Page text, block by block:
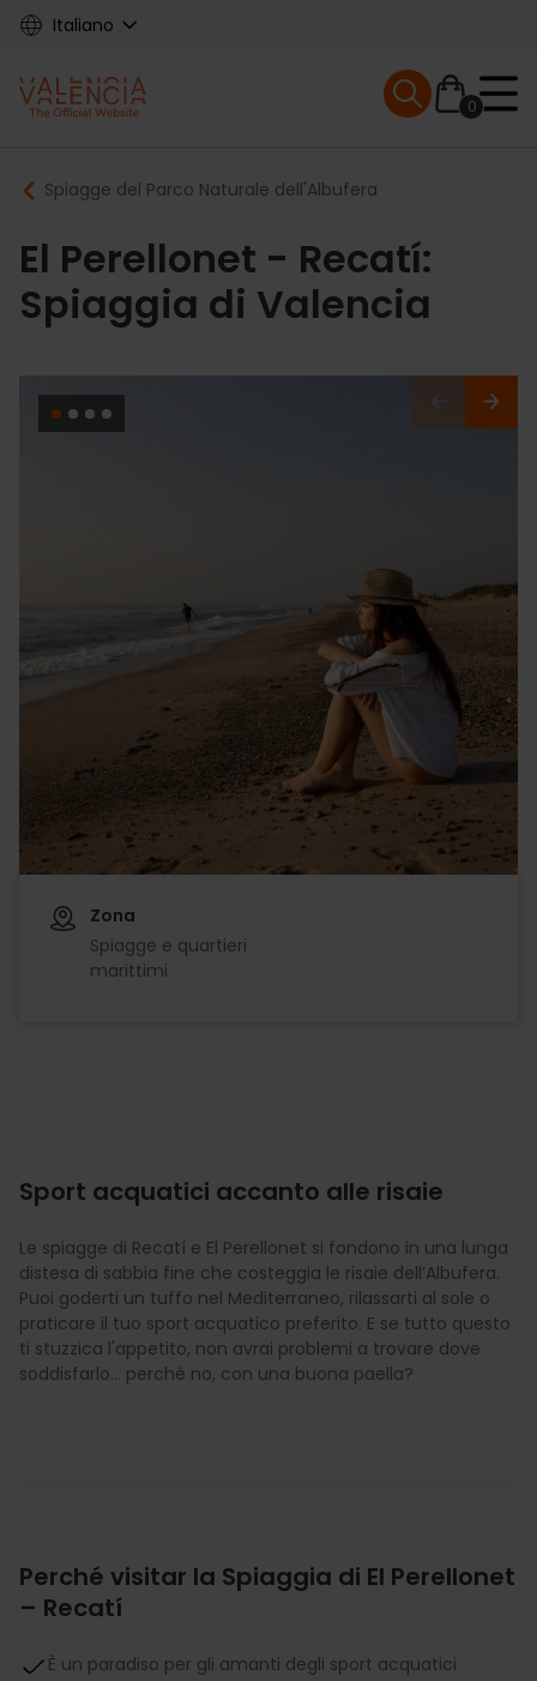
Skip
content
Italiano
Main
navigation
0
Mobile menu
Breadcrumb
Spiagge del Parco Naturale dell'Albufera
El Perellonet - Recatí:
Spiaggia di Valencia
Zona
Spiagge e quartieri
marittimi
Sport acquatici accanto alle risaie
Le spiagge di Recatí e El Perellonet si fondono in una lunga
distesa di sabbia fine che costeggia le risaie dell’Albufera.
Puoi goderti un tuffo nel Mediterraneo, rilassarti al sole o
praticare il tuo sport acquatico preferito. E se tutto questo
ti stuzzica l'appetito, non avrai problemi a trovare dove
soddisfarlo... perché no, con una buona paella?
Perché visitar la Spiaggia di El Perellonet
– Recatí
È un paradiso per gli amanti degli sport acquatici